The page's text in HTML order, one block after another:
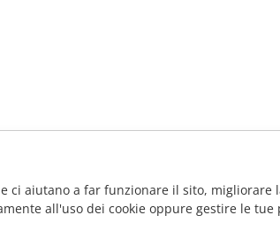
ci aiutano a far funzionare il sito, migliorare
all'uso dei cookie oppure gestire le tue